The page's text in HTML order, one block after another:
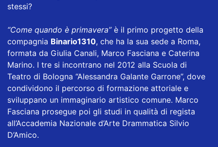
stessi?
“Come quando è primavera”è il primo progetto della
compagnia Binario1310, che ha la sua sede a Roma,
formata da Giulia Canali, Marco Fasciana e Caterina
Marino. I tre si incontrano nel 2012 alla Scuola di
Teatro di Bologna “Alessandra Galante Garrone”, dove
condividono il percorso di formazione attoriale e
sviluppano un immaginario artistico comune. Marco
Fasciana prosegue poi gli studi in qualità di regista
all’Accademia Nazionale d’Arte Drammatica Silvio
D’Amico.